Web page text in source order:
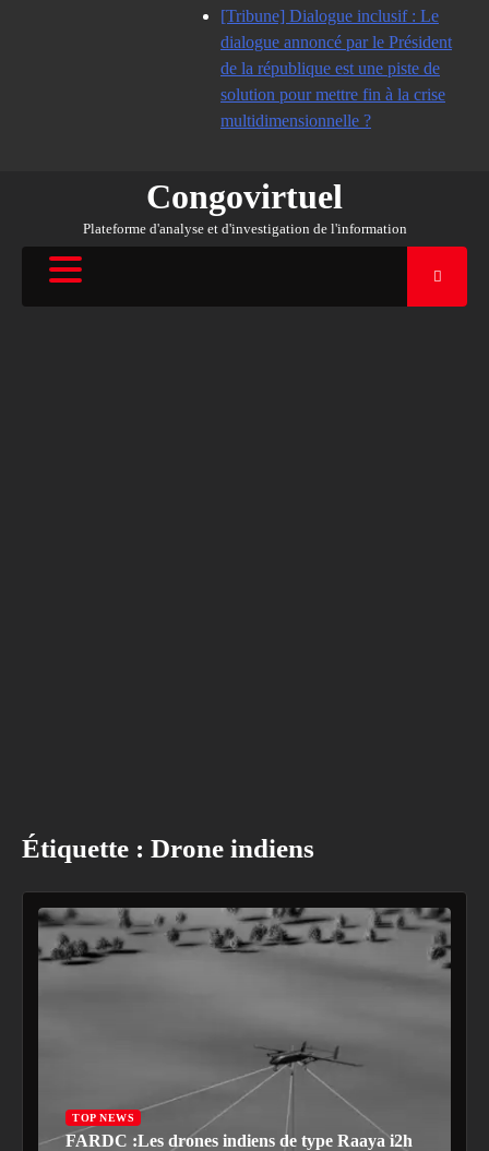
[Tribune] Dialogue inclusif : Le
dialogue annoncé par le Président
de la république est une piste de
solution pour mettre fin à la crise
multidimensionnelle ?
Congovirtuel
Plateforme d'analyse et d'investigation de l'information
Étiquette : Drone indiens
TOP NEWS
FARDC :Les drones indiens de type Raaya i2h